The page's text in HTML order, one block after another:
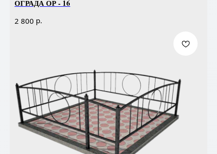
ОГРАДА ОР - 16
2 800 р.